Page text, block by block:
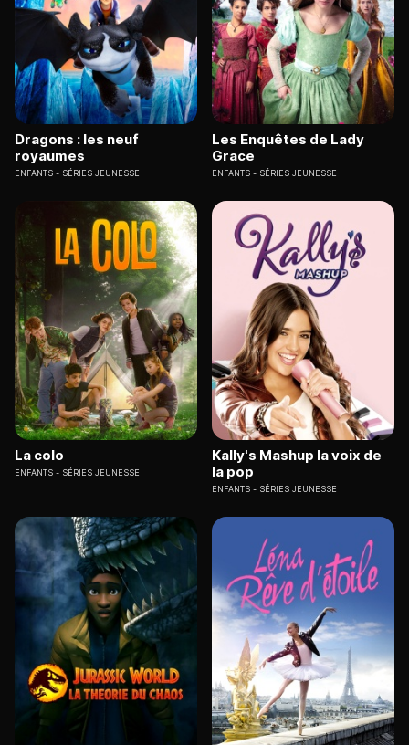
Dragons : les neuf
royaumes
ENFANTS SÉRIES JEUNESSE
Les Enquêtes de Lady
Grace
ENFANTS SÉRIES JEUNESSE
La colo
ENFANTS SÉRIES JEUNESSE
Kally's Mashup la voix de
la pop
ENFANTS SÉRIES JEUNESSE